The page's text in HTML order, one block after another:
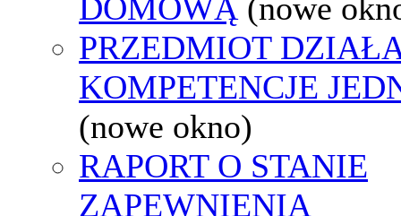
DOMOWĄ (nowe
PRZEDMIOT
KOMPETENCJE
(nowe okno)
RAPORT O STANIE
ZAPEWNIENIA